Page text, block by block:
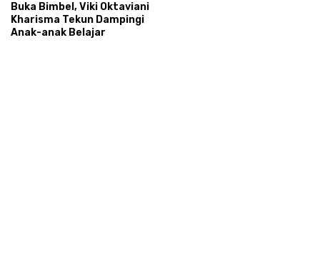
Buka Bimbel, Viki Oktaviani
Kharisma Tekun Dampingi
Anak-anak Belajar